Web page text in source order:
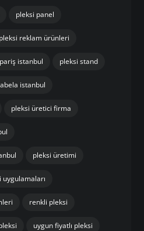
pleksi panel
pleksi reklam ürünleri
istanbul pleksi stand
istanbul
pleksi üretici firma
pleksi üretimi
uygulamaları
renkli pleksi
uygun fiyatlı pleksi